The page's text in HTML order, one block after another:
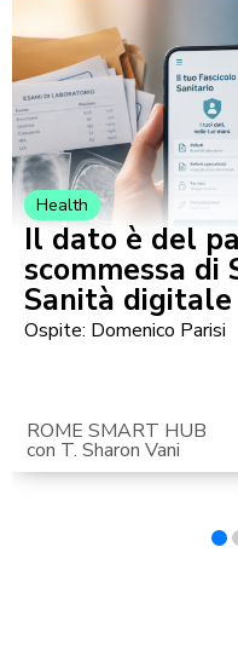
Health
Il dato è del
scommessa di
Sanità digitale
Ospite: Domenico Parisi
ROME SMART HUB
con T. Sharon Vani